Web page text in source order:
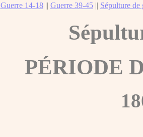
Guerre 14-18|| Guerre 39-45|| Sépulture de
PÉRIODE